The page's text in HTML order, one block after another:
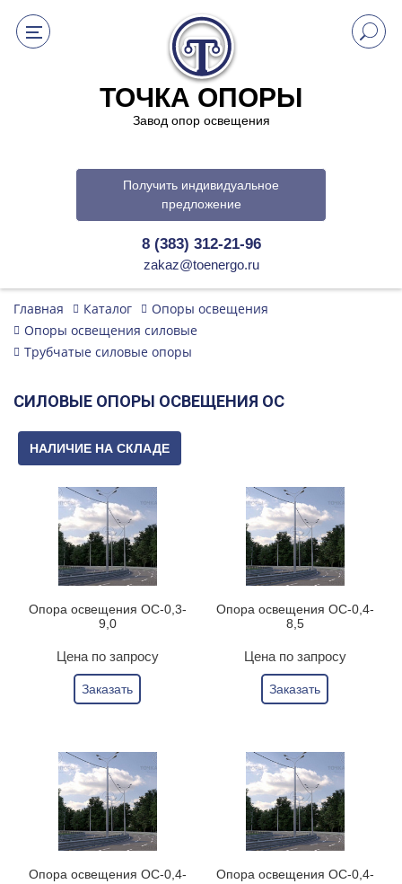
ТОЧКА ОПОРЫ
Завод опор освещения
Получить индивидуальное
предложение
8 (383) 312-21-96
zakaz@toenergo.ru
Главная Каталог
Опоры освещения
Опоры освещения силовые
Трубчатые силовые опоры
СИЛОВЫЕ ОПОРЫ ОСВЕЩЕНИЯ ОС
НАЛИЧИЕ НА СКЛАДЕ
Опора освещения ОС-0,3-
9,0
Цена по запросу
Заказать
Опора освещения ОС-0,4-
8,5
Цена по запросу
Заказать
Опора освещения ОС-0,4-
Опора освещения ОС-0,4-